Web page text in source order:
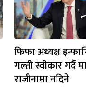
फिफा अध्यक्ष
गल्ती स्वीकार गर्दै
राजीनामा नदिने